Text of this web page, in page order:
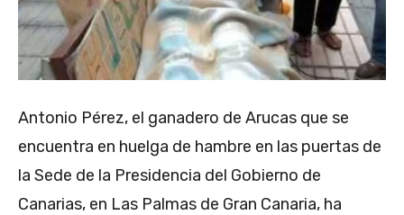
Antonio Pérez, el ganadero de Arucas que se
encuentra en huelga de hambre en las puertas de
la Sede de la Presidencia del Gobierno de
Canarias, en Las Palmas de Gran Canaria, ha